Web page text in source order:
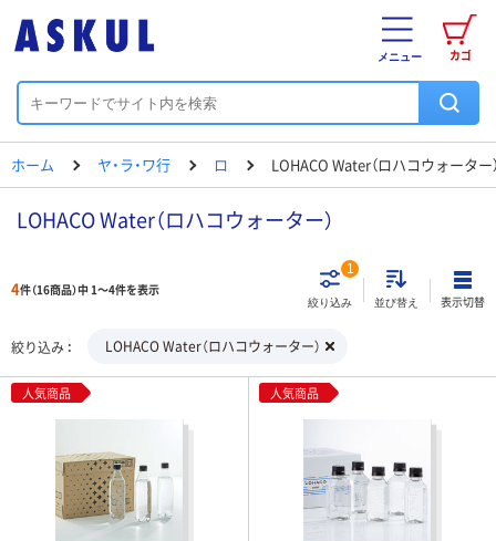
カゴ
メニュー
ホーム ヤ・ラ・ワ行 ロ LOHACO Water（ロハコウォーター
LOHACO Water（ロハコウォーター）
4件（16商品）中 1～4件を表示
絞り込み
1
並び替え 表示切替
絞り込み LOHACO Water（ロハコウォーター）
人気商品 人気商品